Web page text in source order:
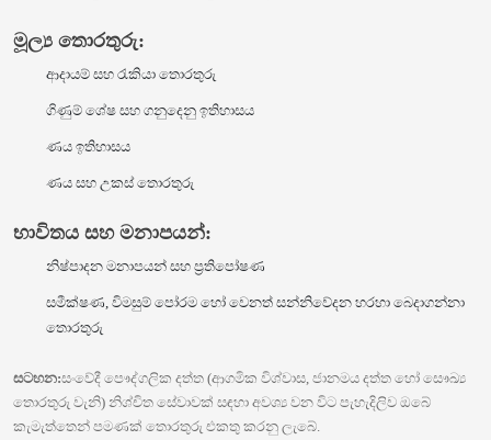
මූල්‍ය තොරතුරු:
ආදායම් සහ රැකියා තොරතුරු
ගිණුම් ශේෂ සහ ගනුදෙනු ඉතිහාසය
ණය ඉතිහාසය
ණය සහ උකස් තොරතුරු
භාවිතය සහ මනාපයන්:
නිෂ්පාදන මනාපයන් සහ ප්‍රතිපෝෂණ
සමීක්ෂණ, විමසුම් පෝරම හෝ වෙනත් සන්නිවේදන හරහා බෙදාගන්නා
තොරතුරු
සටහන:සංවේදී පෞද්ගලික දත්ත (ආගමික විශ්වාස, ජානමය දත්ත හෝ සෞඛ්‍ය
තොරතුරු වැනි) නිශ්චිත සේවාවක් සඳහා අවශ්‍ය වන විට පැහැදිලිව ඔබේ
කැමැත්තෙන් පමණක් තොරතුරු එකතු කරනු ලැබේ.